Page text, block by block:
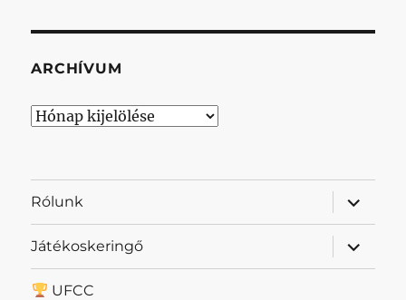
ARCHÍVUM
Archívum
Rólunk
almenü
Játékoskeringő
almenü
UFCC